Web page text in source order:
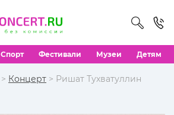
Спорт Фестивали Музеи Детям
> Концерт > Ришат Тухватуллин